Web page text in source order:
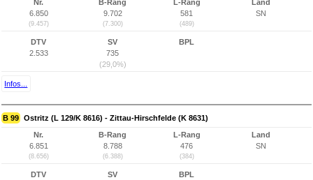
Nr.
6.850
(9.457)
B-Rang
9.702
(7.300)
L-Rang
581
(489)
Land
SN
DTV
2.533
SV
735
(29,0%)
BPL
Infos...
B 99 Ostritz (L 129/K 8616) - Zittau-Hirschfelde (K 8631)
Nr.
6.851
(8.656)
B-Rang
8.788
(6.388)
L-Rang
476
(384)
Land
SN
DTV
SV
BPL